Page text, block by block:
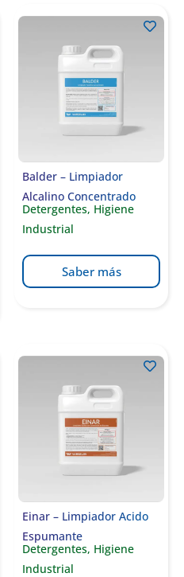
Balder – Limpiador
Alcalino Concentrado
Detergentes, Higiene
Industrial
Saber más
Einar – Limpiador Acido
Espumante
Detergentes, Higiene
Industrial